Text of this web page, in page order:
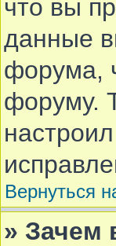
что вы
данные
форума,
форуму.
Вернуться
» Зачем